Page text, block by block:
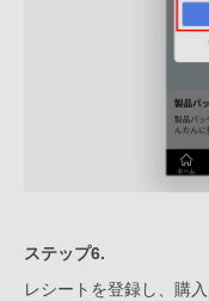
ステップ6.
レシートを登録し、購